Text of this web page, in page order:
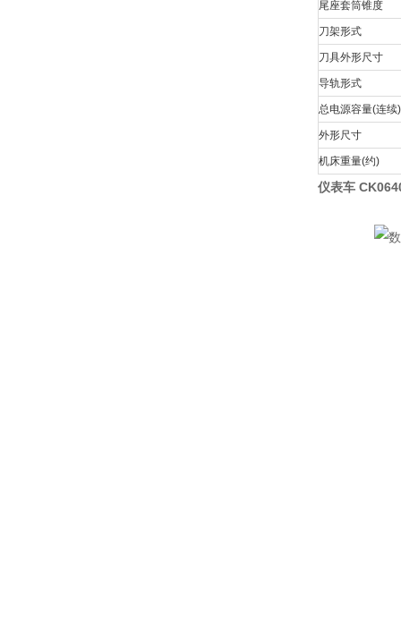
尾座套筒锥度
刀架形式
刀具外形尺寸
导轨形式
总电源容量(连续)
外形尺寸
机床重量(约)
仪表车